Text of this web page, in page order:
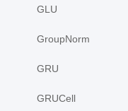
GLU
GroupNorm
GRU
GRUCell